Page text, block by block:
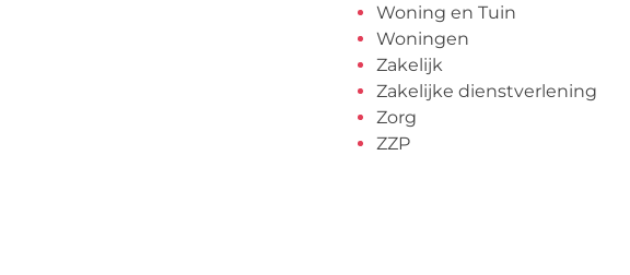
Woning en Tuin
Woningen
Zakelijk
Zakelijke dienstverlening
Zorg
ZZP